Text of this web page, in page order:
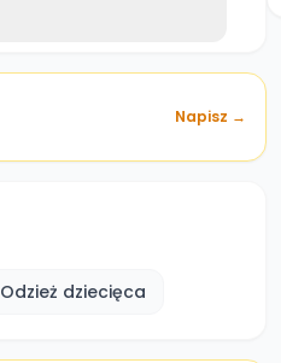
Napisz →
Odzież dziecięca